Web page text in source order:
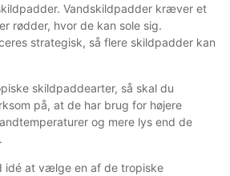
Vandskildpadder kræver et
rødder, hvor de kan sole sig.
strategisk, så flere skildpadder kan
skildpaddearter, så skal du
på, at de har brug for højere
og mere lys end de
idé at vælge en af de tropiske